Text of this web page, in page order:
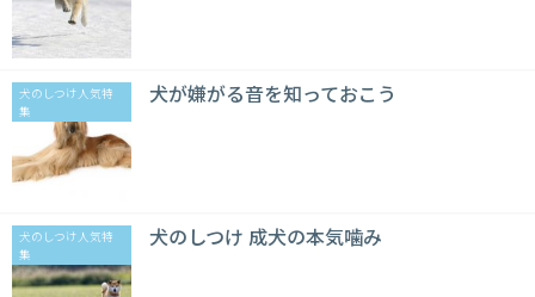
犬のしつけ人気特
集
犬が嫌がる音を知っておこう
犬のしつけ人気特
集
犬のしつけ 成犬の本気噛み